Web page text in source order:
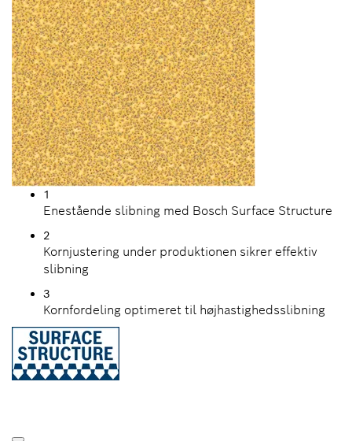
1
Enestående slibning med Bosch Surface Structure
2
Kornjustering under produktionen sikrer effektiv
slibning
3
Kornfordeling optimeret til højhastighedsslibning